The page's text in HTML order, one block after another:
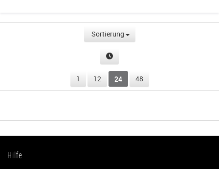
Sortierung
1 12 24 48
Hilfe